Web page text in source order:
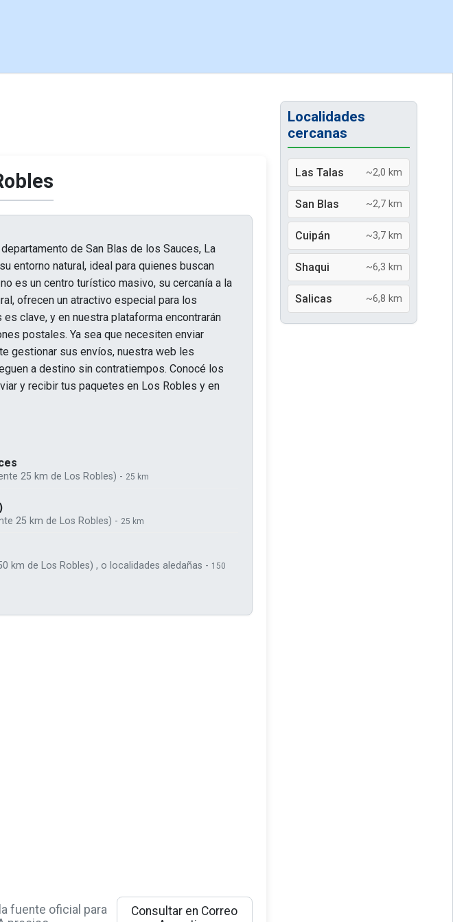
de San Blas de los Sauces, La
entorno natural, ideal para quienes buscan
es un centro turístico masivo, su cercanía a la
ofrecen un atractivo especial para los
clave, y en nuestra plataforma encontrarán
postales. Ya sea que necesiten enviar
gestionar sus envíos, nuestra web les
a destino sin contratiempos. Conocé los
y recibir tus paquetes en Los Robles y en
25 km de Los Robles) - 25 km
25 km de Los Robles) - 25 km
km de Los Robles) , o localidades aledañas - 150
fuente oficial para
Consultar en Correo
Localidades
cercanas
Las Talas ~2,0 km
San Blas ~2,7 km
Cuipán ~3,7 km
Shaqui ~6,3 km
Salicas ~6,8 km